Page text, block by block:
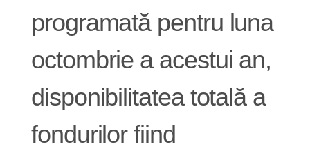
programată pentru luna
octombrie a acestui an,
disponibilitatea totală a
fondurilor fiind